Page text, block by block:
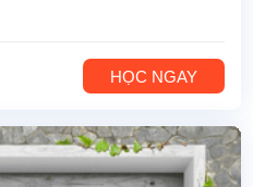
HỌC NGAY